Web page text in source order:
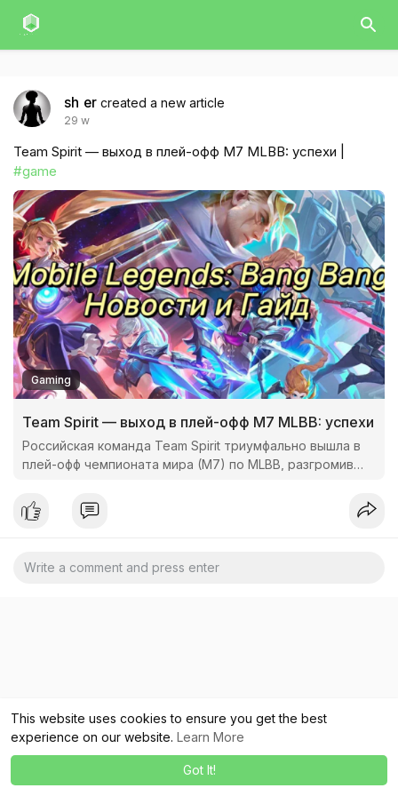
This website uses cookies to ensure you get the best
experience on our website. Learn More
Got It!
sh er created a new article
29 w
Team Spirit — выход в плей-офф M7 MLBB: успехи |
#game
Gaming
Team Spirit — выход в плей-офф M7 MLBB: успехи
Российская команда Team Spirit триумфально вышла в
плей-офф чемпионата мира (M7) по MLBB, разгромив
исторический ре